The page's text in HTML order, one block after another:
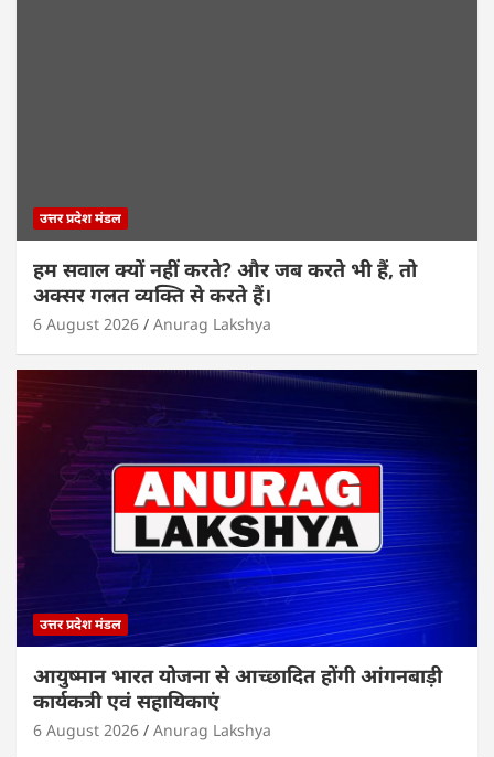
उत्तर प्रदेश मंडल
हम सवाल क्यों नहीं करते? और जब करते भी हैं, तो
अक्सर गलत व्यक्ति से करते हैं।
6 August 2026 Anurag Lakshya
उत्तर प्रदेश मंडल
आयुष्मान भारत योजना से आच्छादित होंगी आंगनबाड़ी
कार्यकत्री एवं सहायिकाएं
6 August 2026 Anurag Lakshya